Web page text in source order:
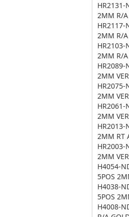
HR2131-
2MM R/A
HR2117-
2MM R/
HR2103-
2MM R/A
HR2089-
2MM
HR2075-
2MM
HR2061-
2MM
HR2013-
2MM RT
HR2003-
2MM
H4054-
5POS
H4038-
5POS
H4008-